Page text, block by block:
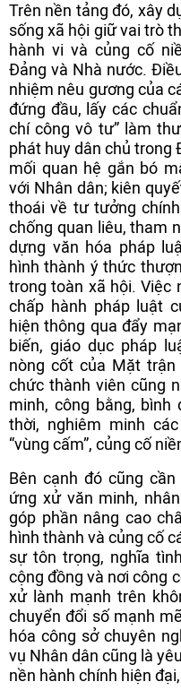
Trên nền tảng đó, xây
sống xã hội giữ vai trò
hành vi và củng cố
Đảng và Nhà nước.
nhiệm nêu gương của
đứng đầu, lấy các
chí công vô tư” làm
phát huy dân chủ trong
mối quan hệ gắn bó
với Nhân dân; kiên
thoái về tư tưởng
chống quan liêu, tham
dựng văn hóa pháp
hình thành ý thức
trong toàn xã hội. Việc
chấp hành pháp luật
hiện thông qua đẩy
biến, giáo dục pháp
nòng cốt của Mặt
chức thành viên cũng
minh, công bằng,
thời, nghiêm minh
“vùng cấm”, củng cố
Bên cạnh đó cũng
ứng xử văn minh,
góp phần nâng cao
hình thành và củng cố
sự tôn trọng, nghĩa
cộng đồng và nơi công
xử lành mạnh trên
chuyển đổi số mạnh
hóa công sở chuyên
vụ Nhân dân cũng là
nền hành chính hiện